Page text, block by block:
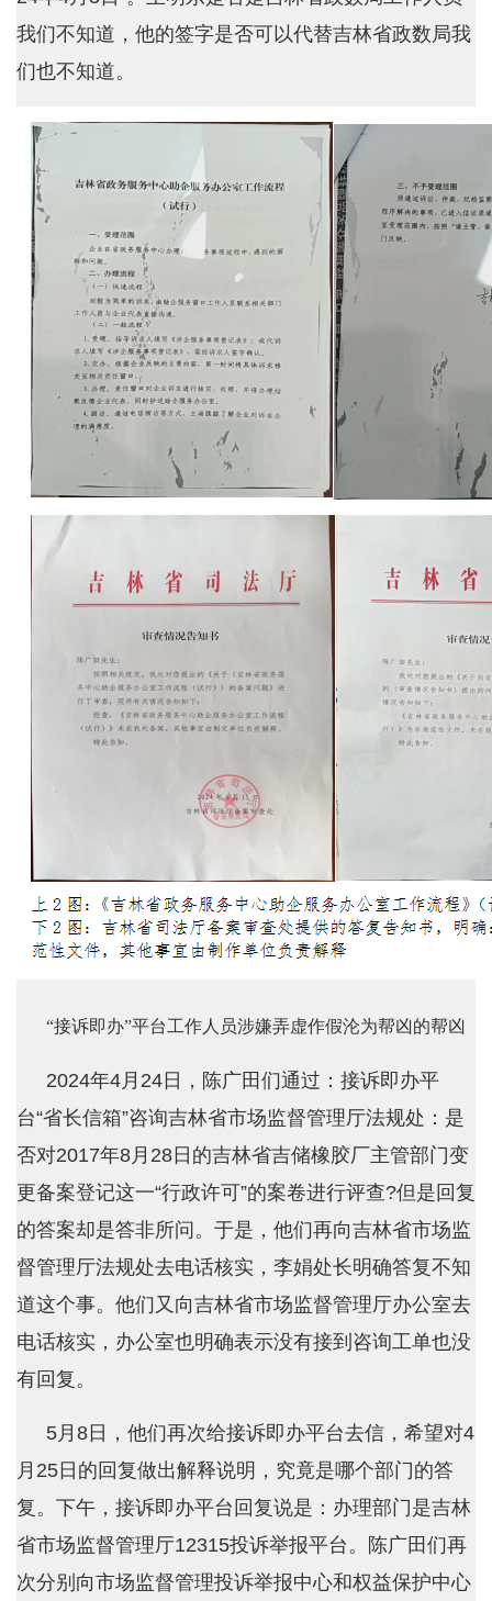
我们不知道，他的签字是否可以代替吉林省政数局我
们也不知道。
“接诉即办”平台工作人员涉嫌弄虚作假沦为帮凶的帮凶
2024年4月24日，陈广田们通过：接诉即办平
台“省长信箱”咨询吉林省市场监督管理厅法规处：是
否对2017年8月28日的吉林省吉储橡胶厂主管部门变
更备案登记这一“行政许可”的案卷进行评查?但是回复
的答案却是答非所问。于是，他们再向吉林省市场监
督管理厅法规处去电话核实，李娟处长明确答复不知
道这个事。他们又向吉林省市场监督管理厅办公室去
电话核实，办公室也明确表示没有接到咨询工单也没
有回复。
5月8日，他们再次给接诉即办平台去信，希望对4
月25日的回复做出解释说明，究竟是哪个部门的答
复。下午，接诉即办平台回复说是：办理部门是吉林
省市场监督管理厅12315投诉举报平台。陈广田们再
次分别向市场监督管理投诉举报中心和权益保护中心